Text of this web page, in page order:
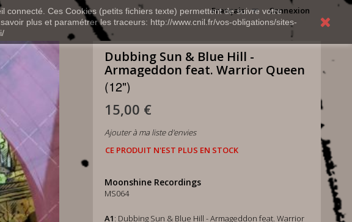
connecté. Ces Cookies (petits fichiers texte) permettent de suivre votre
plus et paramétrer les traceurs: http://www.cnil.fr/vos-obligations/sites-
Connexion
Français
Dubbing Sun & Blue Hill -
Armageddon feat. Warrior Queen
(12")
15,00 €
Ajouter à ma liste d'envies
CE PRODUIT N'EST PLUS EN STOCK
Moonshine Recordings
MS064
A1: Dubbing Sun & Blue Hill - Armageddon feat. Warrior